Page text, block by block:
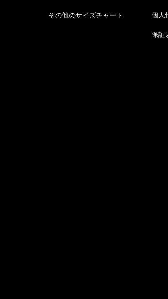
その他のサイズチャート 個人
保証